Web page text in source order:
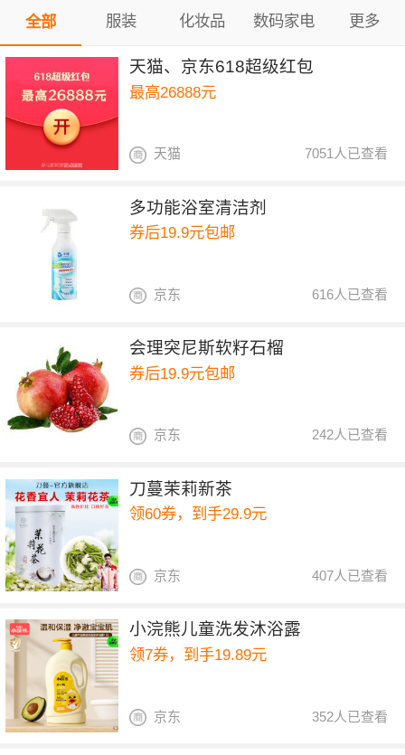
全部 服装 化妆品 数码家电 更多
天猫、京东618超级红包
最高26888元
7051人已查看
天猫
多功能浴室清洁剂
券后19.9元包邮
616人已查看
京东
会理突尼斯软籽石榴
券后19.9元包邮
242人已查看
京东
刀蔓茉莉新茶
领60券，到手29.9元
407人已查看
京东
小浣熊儿童洗发沐浴露
领7券，到手19.89元
352人已查看
京东